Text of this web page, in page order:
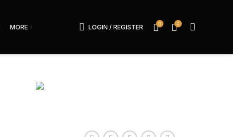
MORE LOGIN / REGISTER 0 0